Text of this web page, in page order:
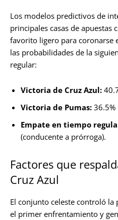
Los modelos predictivos de
principales casas de apuestas
favorito ligero para coronarse
las probabilidades de la
regular:
Victoria de Cruz Azul:
Victoria de Pumas:
Empate en tiempo
(conducente a prórroga).
Factores que
Cruz Azul
El conjunto celeste controló
el primer enfrentamiento y